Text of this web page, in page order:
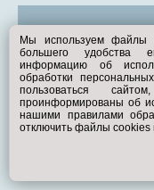
Мы используем файлы
большего удобства
информацию об
обработки
пользоваться
проинформированы об
нашими правилами
отключить файлы cookies